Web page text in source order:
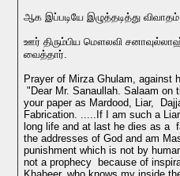
ஆக இப்படியே இழுத்தடித்து
ஊர் திரும்பிய மௌலவி
வைத்தார்.
Prayer of Mirza Ghulam, against
"Dear Mr. Sanaullah. Salaam
your paper as Mardood, Liar,
Fabrication. .....If I am such a
long life and at last he dies as a
the addresses of God and am
punishment which is not by
not a prophecy because of